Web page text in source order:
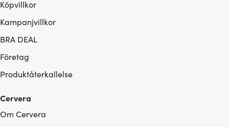
Köpvillkor
Kampanjvillkor
BRA DEAL
Företag
Produktåterkallelse
Cervera
Om Cervera